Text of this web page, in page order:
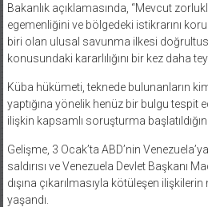
Bakanlık açıklamasında, “Mevcut
egemenliğini ve bölgedeki istikrarını
biri olan ulusal savunma ilkesi
konusundaki kararlılığını bir kez daha
Küba hükümeti, teknede bulunanların
yaptığına yönelik henüz bir bulgu tespit
ilişkin kapsamlı soruşturma başlatıldığını
Gelişme, 3 Ocak’ta ABD’nin
saldırısı ve Venezuela Devlet Başkanı
dışına çıkarılmasıyla kötüleşen
yaşandı.